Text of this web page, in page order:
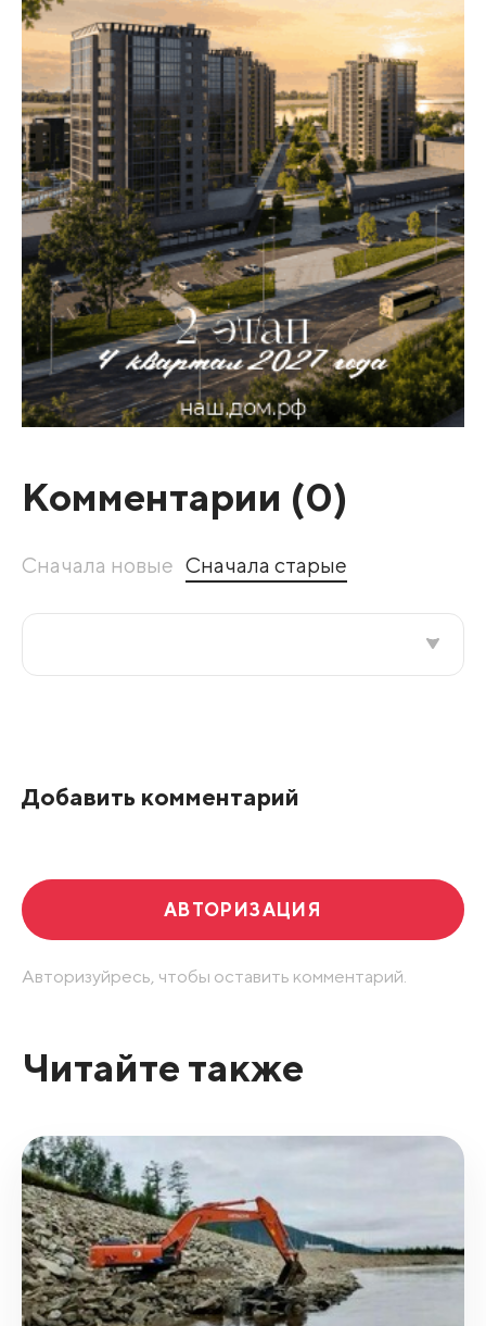
Комментарии (0)
Сначала новые Сначала старые
Добавить комментарий
АВТОРИЗАЦИЯ
Авторизуйресь, чтобы оставить комментарий.
Читайте также